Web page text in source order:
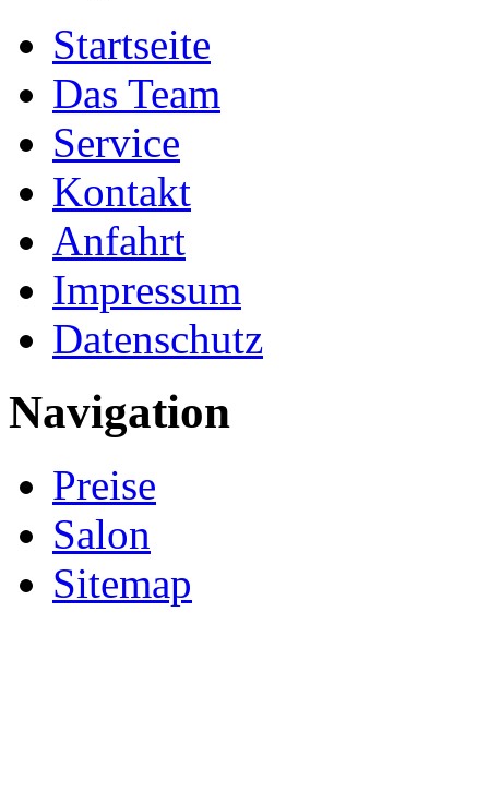
Startseite
Das Team
Service
Kontakt
Anfahrt
Impressum
Datenschutz
Navigation
Preise
Salon
Sitemap